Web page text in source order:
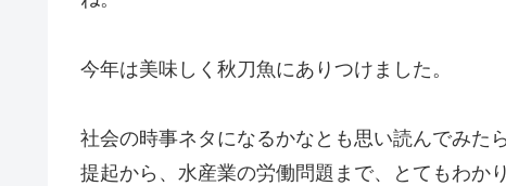
今年は美味しく秋刀魚にありつけました。
社会の時事ネタになるかなとも思い読んでみた
提起から、水産業の労働問題まで、とてもわか